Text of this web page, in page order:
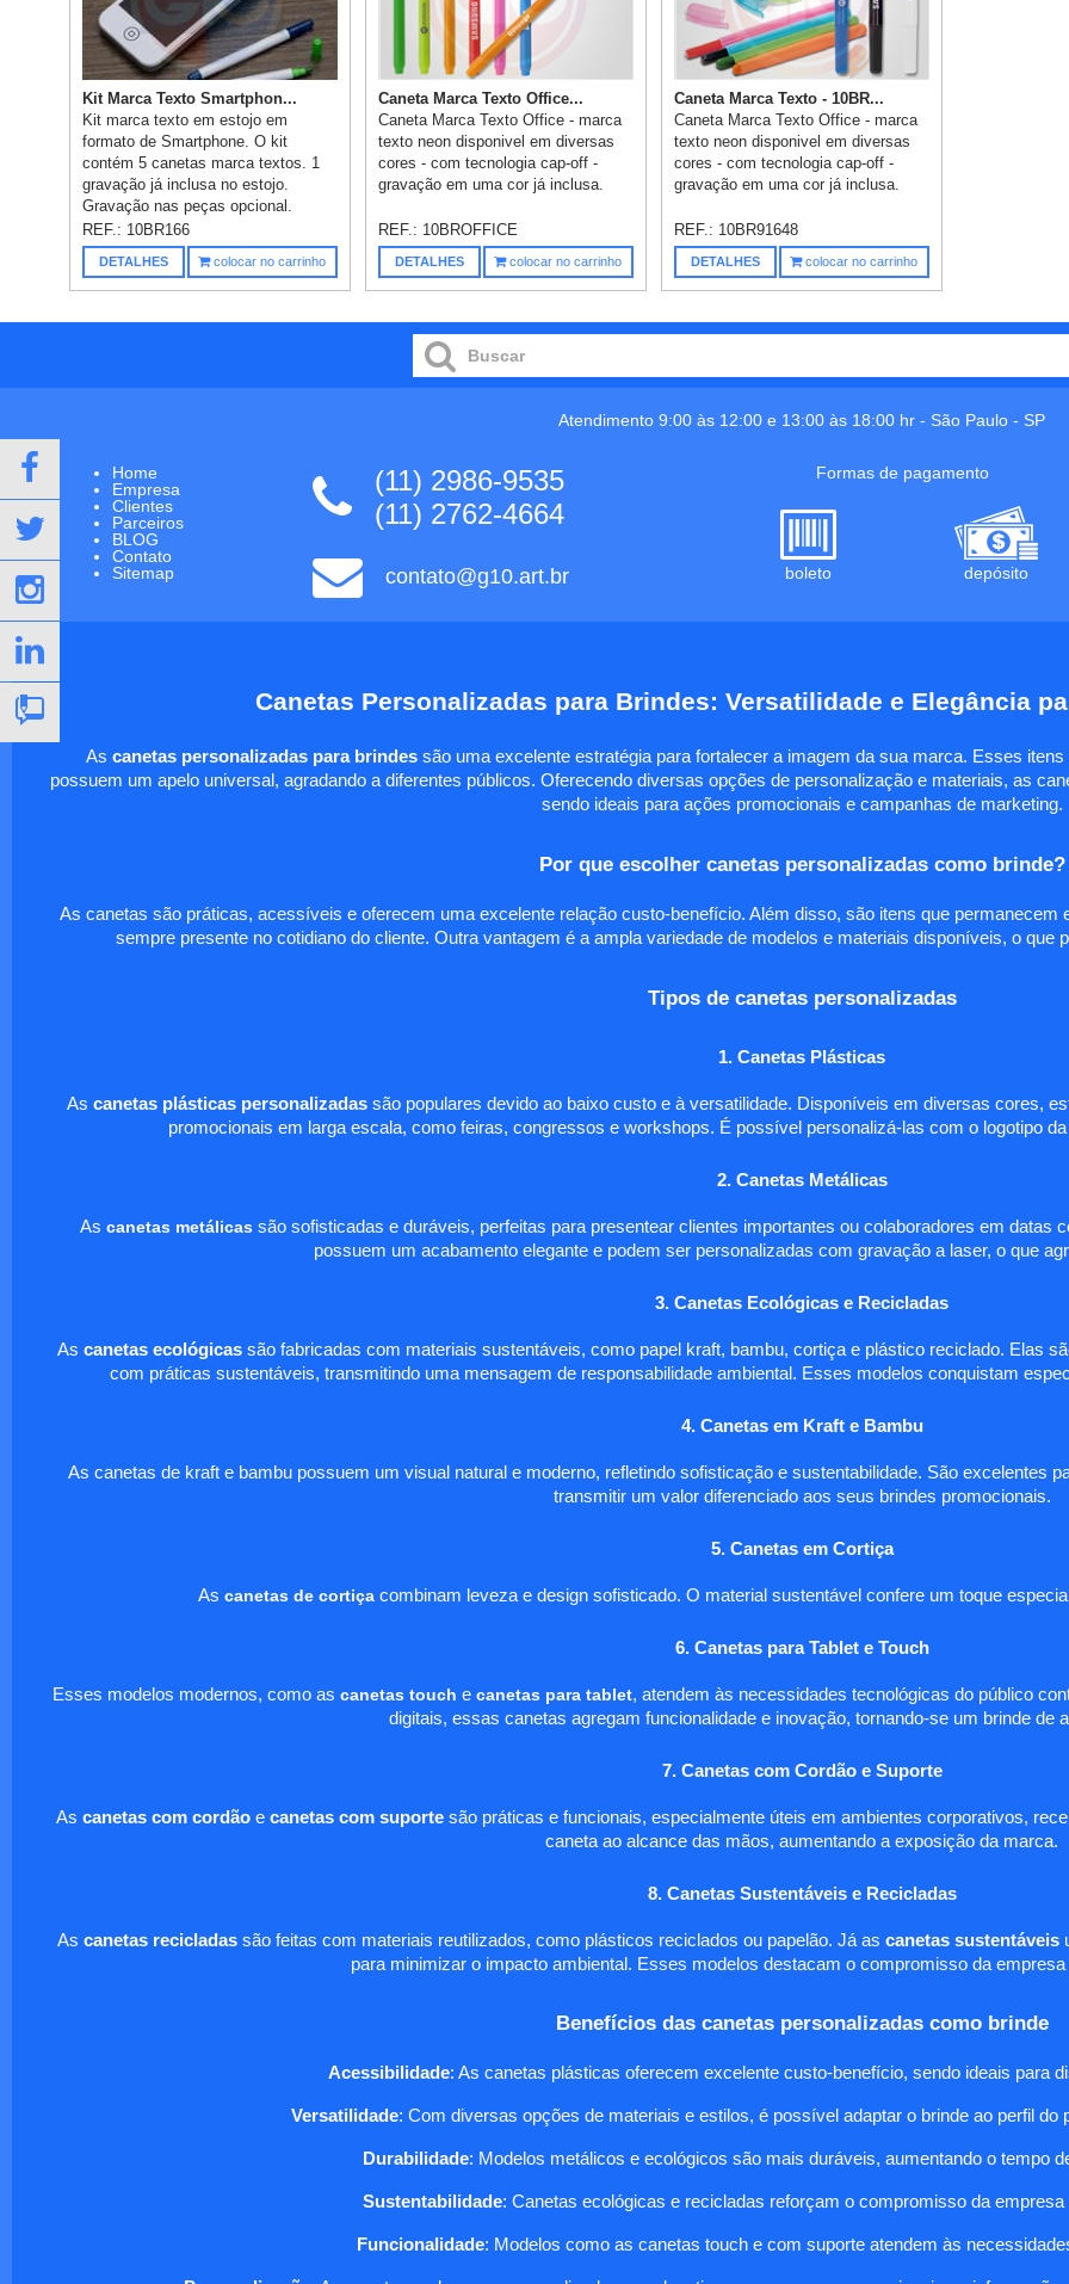
Kit Marca Texto Smartphon...
Kit marca texto em estojo em
formato de Smartphone. O kit
contém 5 canetas marca textos. 1
gravação já inclusa no estojo.
Gravação nas peças opcional.
REF.: 10BR166
DETALHES colocar no carrinho
Caneta Marca Texto Office...
Caneta Marca Texto Office - marca
texto neon disponivel em diversas
cores - com tecnologia cap-off -
gravação em uma cor já inclusa.
REF.: 10BROFFICE
DETALHES colocar no carrinho
Caneta Marca Texto - 10BR...
Caneta Marca Texto Office - marca
texto neon disponivel em diversas
cores - com tecnologia cap-off -
gravação em uma cor já inclusa.
REF.: 10BR91648
DETALHES colocar no carrinho
Atendimento 9:00 às 12:00 e 13:00 às 18:00 hr - São Paulo - SP
Home
Empresa
Clientes
Parceiros
BLOG
Contato
Sitemap
(11) 2986-9535
(11) 2762-4664
contato@g10.art.br
Formas de pagamento
boleto depósito
Canetas Personalizadas para Brindes: Versatilidade e Elegância
As canetas personalizadas para brindessão uma excelente estratégia para fortalecer a imagem da sua marca. Esses
possuem um apelo universal, agradando a diferentes públicos. Oferecendo diversas opções de personalização e materiais, as
sendo ideais para ações promocionais e campanhas de marketing.
Por que escolher canetas personalizadas como brinde?
As canetas são práticas, acessíveis e oferecem uma excelente relação custo-benefício. Além disso, são itens que
sempre presente no cotidiano do cliente. Outra vantagem é a ampla variedade de modelos e materiais disponíveis, o que
Tipos de canetas personalizadas
1. Canetas Plásticas
As canetas plásticas personalizadassão populares devido ao baixo custo e à versatilidade. Disponíveis em diversas cores,
promocionais em larga escala, como feiras, congressos e workshops. É possível personalizá-las com o logotipo
2. Canetas Metálicas
As canetas metálicassão sofisticadas e duráveis, perfeitas para presentear clientes importantes ou colaboradores em datas
possuem um acabamento elegante e podem ser personalizadas com gravação a laser, o que
3. Canetas Ecológicas e Recicladas
As canetas ecológicassão fabricadas com materiais sustentáveis, como papel kraft, bambu, cortiça e plástico reciclado. Elas
com práticas sustentáveis, transmitindo uma mensagem de responsabilidade ambiental. Esses modelos conquistam
4. Canetas em Kraft e Bambu
As canetas de kraft e bambu possuem um visual natural e moderno, refletindo sofisticação e sustentabilidade. São excelentes
transmitir um valor diferenciado aos seus brindes promocionais.
5. Canetas em Cortiça
As canetas de cortiçacombinam leveza e design sofisticado. O material sustentável confere um toque
6. Canetas para Tablet e Touch
Esses modelos modernos, como as canetas touch e canetas para tablet, atendem às necessidades tecnológicas do público
digitais, essas canetas agregam funcionalidade e inovação, tornando-se um brinde de
7. Canetas com Cordão e Suporte
As canetas com cordãoe canetas com suportesão práticas e funcionais, especialmente úteis em ambientes corporativos,
caneta ao alcance das mãos, aumentando a exposição da marca.
8. Canetas Sustentáveis e Recicladas
As canetas recicladas são feitas com materiais reutilizados, como plásticos reciclados ou papelão. Já as canetas sustentáveis
para minimizar o impacto ambiental. Esses modelos destacam o compromisso da
Benefícios das canetas personalizadas como brinde
Acessibilidade: As canetas plásticas oferecem excelente custo-benefício, sendo ideais para
Versatilidade: Com diversas opções de materiais e estilos, é possível adaptar o brinde ao perfil do
Durabilidade: Modelos metálicos e ecológicos são mais duráveis, aumentando o tempo
Sustentabilidade: Canetas ecológicas e recicladas reforçam o compromisso da
Funcionalidade: Modelos como as canetas touch e com suporte atendem às